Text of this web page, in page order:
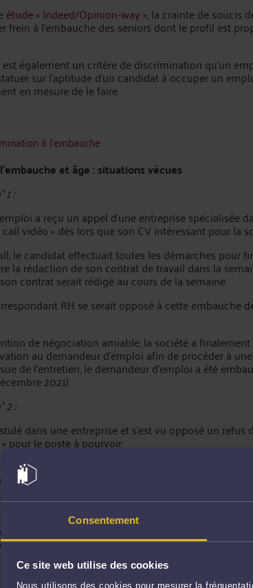
Consentement
Ce site web utilise des cookies
Nous utilisons des cookies pour mesurer la
étude « Indeed/Opinion-way », la crainte de soucis
frein à l’embauche des seniors dont le profil est
est également un critère de discrimination qu’un
sur l’aptitude d’un candidat à occuper un
en mesure de le faire.
à l’embauche
et âge : situations vécues
:
a reçu un appel d’une entreprise spécialisée
vidéo » dès lors que son CV intéressant pour la
le candidat effectuait toutes les démarches pour
la rédaction de son contrat de travail dans la
contrat serait rédigé au cours de la semaine.
RH se serait opposé à cette embauche
de négociation amiable, la société a
au demandeur d’emploi afin de procéder à
de l’entretien, le demandeur d’emploi a été
2021).
2 :
dans une entreprise et s’est vu opposé un refus
pour le poste à pourvoir.
par le Défenseur des droits, elle fait valoir
pour le poste. Or, ce motif de compétences
Elles n’empêchent pas le candidat de
été enjointe doit procéder à une juste réparation
de ses salariés à la non-discrimination (DDD,